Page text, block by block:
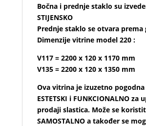
Bočna i prednje staklo su
STIJENSKO
Prednje staklo se otvara prema
Dimenzije vitrine model 220 :
V117 = 2200 x 120 x 1170 mm
V135 = 2200 x 120 x 1350 mm
Ova vitrina je izuzetno pogodna
ESTETSKI i FUNKCIONALNO za
prodaji slastica. Može se
SAMOSTALNO a također se